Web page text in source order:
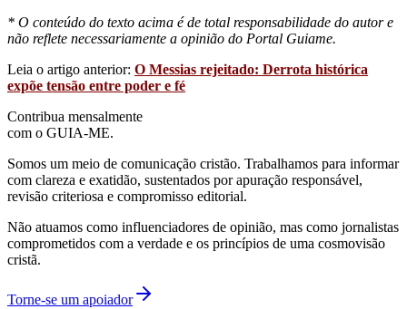
* O conteúdo do texto acima é de total responsabilidade do autor e
não reflete necessariamente a opinião do Portal Guiame.
Leia o artigo anterior: O Messias rejeitado: Derrota histórica
expõe tensão entre poder e fé
Contribua mensalmente
com o GUIA-ME.
Somos um meio de comunicação cristão. Trabalhamos para informar
com clareza e exatidão, sustentados por apuração responsável,
revisão criteriosa e compromisso editorial.
Não atuamos como influenciadores de opinião, mas como jornalistas
comprometidos com a verdade e os princípios de uma cosmovisão
cristã.
Torne-se um apoiador